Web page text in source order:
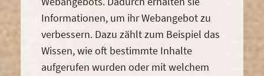
Informationen, um ihr Webangebot zu
verbessern. Dazu zählt zum Beispiel das
Wissen, wie oft bestimmte Inhalte
aufgerufen wurden oder mit welchem